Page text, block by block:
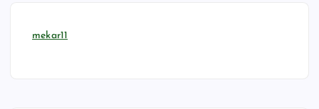
mekar11